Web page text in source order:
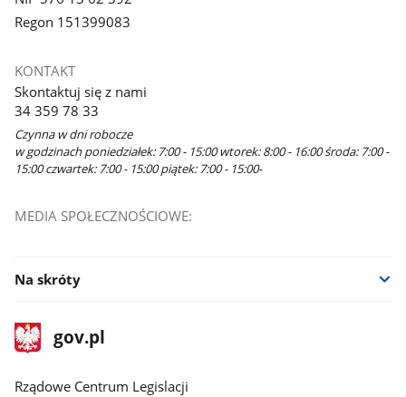
Regon 151399083
KONTAKT
Skontaktuj się z nami
34 359 78 33
Czynna w dni robocze
w godzinach poniedziałek: 7:00 - 15:00 wtorek: 8:00 - 16:00 środa: 7:00 -
15:00 czwartek: 7:00 - 15:00 piątek: 7:00 - 15:00-
MEDIA SPOŁECZNOŚCIOWE:
Na skróty
stopka
gov.plStrona
gov.pl
Rządowe Centrum Legislacji